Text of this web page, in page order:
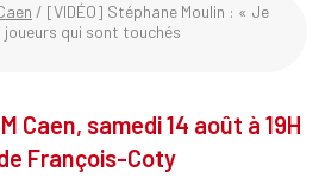
/ [VIDÉO] Stéphane Moulin : « Je
qui sont touchés
Caen, samedi 14 août à 19H
François-Coty